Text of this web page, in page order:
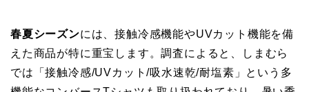
春夏シーズンには、接触冷感機能やUVカット機能を備
えた商品が特に重宝します。調査によると、しまむら
では「接触冷感/UVカット/吸水速乾/耐塩素」という多